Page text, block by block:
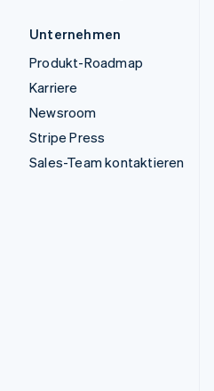
Unternehmen
Produkt-Roadmap
Karriere
Newsroom
Stripe Press
Sales-Team kontaktieren